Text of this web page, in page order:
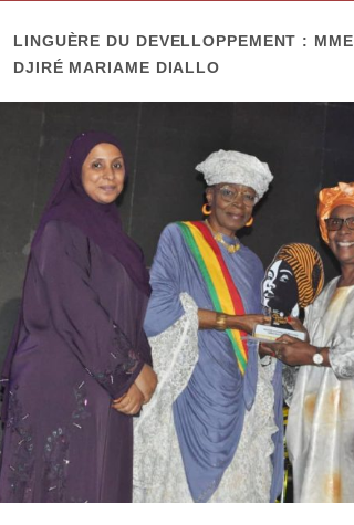
LINGUÈRE DU DEVELLOPPEMENT : MME
DJIRÉ MARIAME DIALLO